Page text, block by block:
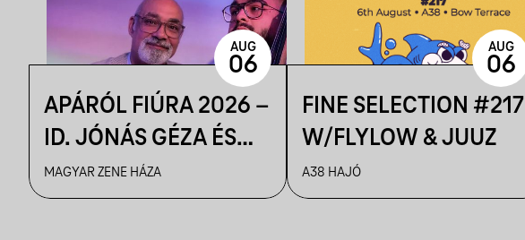
APÁRÓL FIÚRA 2026 –
ID. JÓNÁS GÉZA ÉS
ZENEKARA & IFJ.
JÓNÁS GÉZA ÉS
MAGYAR ZENE HÁZA
AUG
06
FINE SELECTION #217
W/FLYLOW & JUUZ
A38 HAJÓ
AUG
06